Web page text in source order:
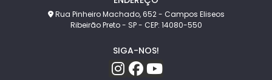
Rua Pinheiro Machado, 652 - Campos Eliseos
Ribeirão Preto - SP - CEP: 14080-550
SIGA-NOS!